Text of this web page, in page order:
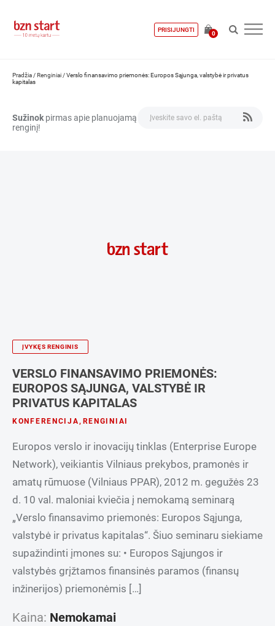
PRISIJUNGTI
0
Pradžia /Renginiai /Verslo finansavimo priemonės: Europos Sąjunga, valstybė ir privatus
kapitalas
Sužinok pirmas apie planuojamą
renginį!
ĮVYKĘS RENGINIS
VERSLO FINANSAVIMO PRIEMONĖS:
EUROPOS SĄJUNGA, VALSTYBĖ IR
PRIVATUS KAPITALAS
KONFERENCIJA, RENGINIAI
Europos verslo ir inovacijų tinklas (Enterprise Europe
Network), veikiantis Vilniaus prekybos, pramonės ir
amatų rūmuose (Vilniaus PPAR), 2012 m. gegužės 23
d. 10 val. maloniai kviečia į nemokamą seminarą
„Verslo finansavimo priemonės: Europos Sąjunga,
valstybė ir privatus kapitalas“. Šiuo seminaru siekiame
supažindinti įmones su: • Europos Sąjungos ir
valstybės grįžtamos finansinės paramos (finansų
inžinerijos) priemonėmis […]
Kaina: Nemokamai